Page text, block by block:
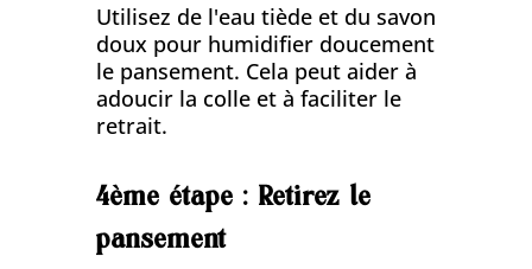
Utilisez de l'eau tiède et du savon
doux pour humidifier doucement
le pansement. Cela peut aider à
adoucir la colle et à faciliter le
retrait.
4ème étape : Retirez le
pansement